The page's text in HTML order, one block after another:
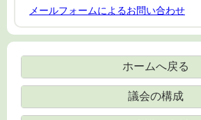
メールフォームによるお問い合わせ
ホームへ戻る
議会の構成